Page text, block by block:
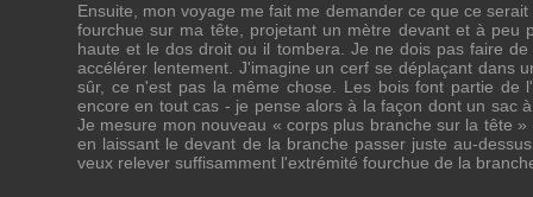
Ensuite, mon voyage me fait me demander ce que ce
fourchue sur ma tête, projetant un mètre devant et à peu
haute et le dos droit ou il tombera. Je ne dois pas faire
accélérer lentement. J'imagine un cerf se déplaçant dans
sûr, ce n'est pas la même chose. Les bois font partie
encore en tout cas - je pense alors à la façon dont un sac
Je mesure mon nouveau « corps plus branche sur la tête
en laissant le devant de la branche passer juste au-
veux relever suffisamment l'extrémité fourchue de la